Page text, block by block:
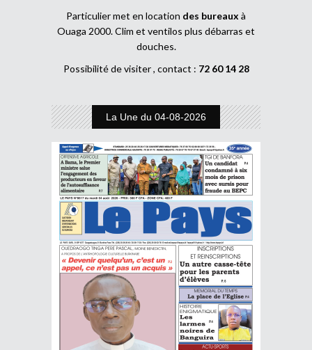
Particulier met en location des bureaux à
Ouaga 2000. Clim et ventilos plus débarras et
douches.
Possibilité de visiter , contact : 72 60 14 28
La Une du 04-08-2026